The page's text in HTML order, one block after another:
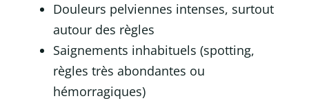
Douleurs pelviennes intenses, surtout
autour des règles
Saignements inhabituels (spotting,
règles très abondantes ou
hémorragiques)